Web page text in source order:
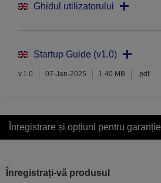
Ghidul utilizatorului
Startup Guide (v1.0)
v.1.0 07-Jan-2025 1.40 MB .pdf
Înregistrare și opțiuni pentru garanție
Înregistrați-vă produsul